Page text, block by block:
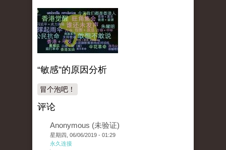
“敏感”的原因分析
冒个泡吧！
评论
Anonymous (未验证)
星期四, 06/06/2019 - 01:29
永久连接